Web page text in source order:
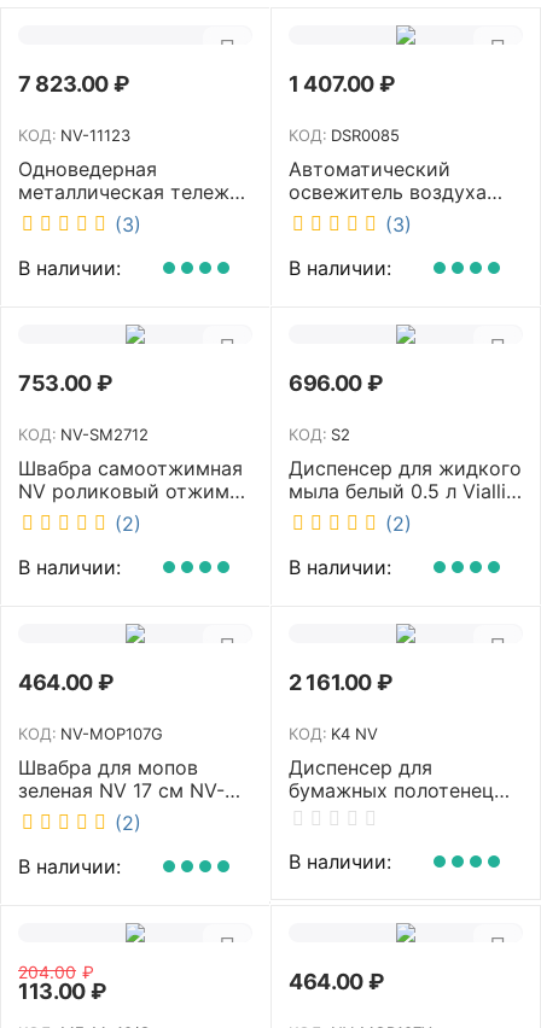
7 823.00₽
КОД: NV-11123
Одноведерная
металлическая тележка
с отжимом и корзинкой
под химию NV 23 л NV-
11123
(3)
В наличии:
1 407.00₽
КОД: DSR0085
Автоматический
освежитель воздуха
DISCOVER белый
DSR0085
(3)
В наличии:
753.00₽
КОД: NV-SM2712
Швабра самоотжимная
NV роликовый отжим
насадка PVA 27 см
телескопическая
рукоятка 70-125 см NV-
SM2712
(2)
В наличии:
696.00₽
КОД: S2
Диспенсер для жидкого
мыла белый 0.5 л Vialli
S2
(2)
В наличии:
464.00₽
КОД: NV-MOP107G
Швабра для мопов
зеленая NV 17 см NV-
MOP107G (2)
В наличии:
2 161.00₽
КОД: K4 NV
Диспенсер для
бумажных полотенец
NV белый K4 NV
В наличии:
204.00 ₽
113.00₽ 464.00₽